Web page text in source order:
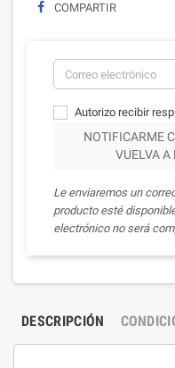
COMPARTIR
Autorizo recibir
NOTIFICARME
VUELVA A
Le enviaremos un
producto esté
electrónico no será
DESCRIPCIÓN